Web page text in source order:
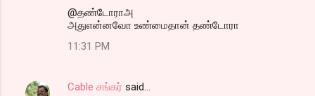
@தண்டோராஅ
அதுஎன்னவோ உண்மைதான் தண்டோரா
11:31 PM
Cable சங்கர் said…